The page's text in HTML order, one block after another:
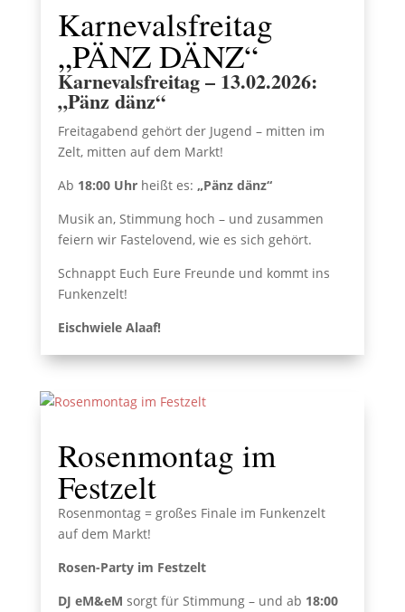
Karnevalsfreitag
„PÄNZ DÄNZ“
Karnevalsfreitag – 13.02.2026:
„Pänz dänz“
Freitagabend gehört der Jugend – mitten im
Zelt, mitten auf dem Markt!
Ab 18:00 Uhrheißt es: „Pänz dänz“
Musik an, Stimmung hoch – und zusammen
feiern wir Fastelovend, wie es sich gehört.
Schnappt Euch Eure Freunde und kommt ins
Funkenzelt!
Eischwiele Alaaf!
Rosenmontag im
Festzelt
Rosenmontag = großes Finale im Funkenzelt
auf dem Markt!
Rosen-Party im Festzelt
DJ eM&eM sorgt für Stimmung – und ab 18:00